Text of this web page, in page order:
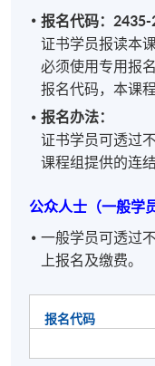
报名代码：
证书学员报读本
必须使用专用报
报名代码，本课
报名办法：
证书学员可透过
课程组提供的连
公众人士（一般学
一般学员可透过
上报名及缴费。
报名代码